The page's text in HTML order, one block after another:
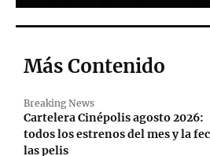
Más Contenido
Breaking News
Cartelera Cinépolis agosto 2026:
todos los estrenos del mes y la
las pelis